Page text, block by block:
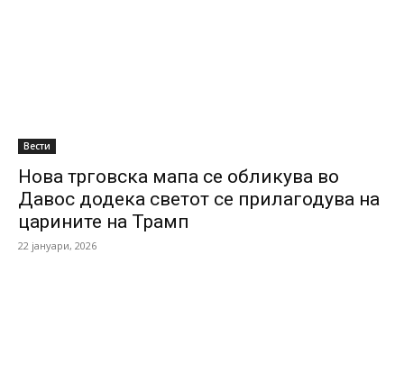
Вести
Нова трговска мапа се обликува во
Давос додека светот се прилагодува на
царините на Трамп
22 јануари, 2026